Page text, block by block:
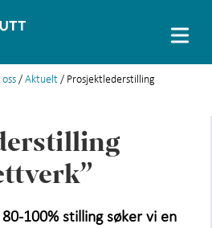
+
+
/Aktuelt / Prosjektlederstilling
100% stilling søker vi en